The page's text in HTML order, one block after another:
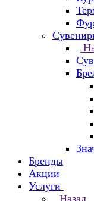
Бренды
Акции
Услуги
Назад